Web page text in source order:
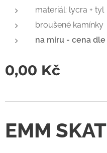
materiál: lycra + tyl
broušené kamínky
na míru - cena
0,00 Kč
EMM